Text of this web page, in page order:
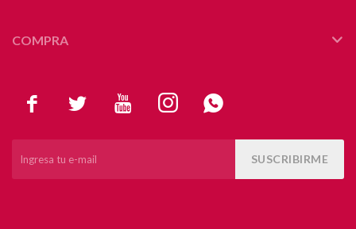
    
SUSCRIBIRME
COMPRA